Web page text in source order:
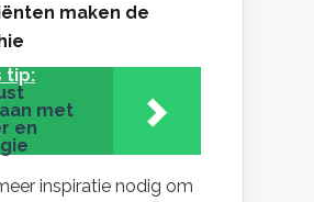
maken de
tip:
met
en
inspiratie nodig om